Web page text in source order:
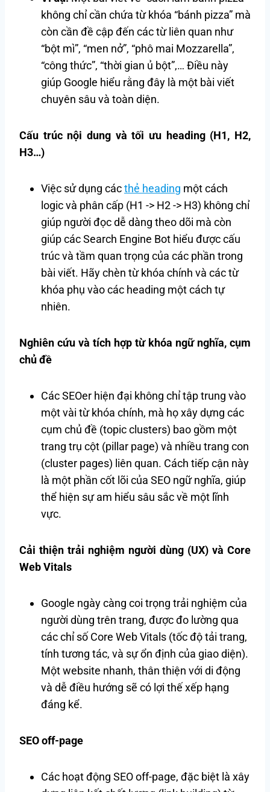
không chỉ cần chứa từ khóa “bánh pizza” mà
còn cần đề cập đến các từ liên quan như
“bột mì”, “men nở”, “phô mai Mozzarella”,
“công thức”, “thời gian ủ bột”,… Điều này
giúp Google hiểu rằng đây là một bài viết
chuyên sâu và toàn diện.
Cấu trúc nội dung và tối ưu heading (H1, H2,
H3…)
Việc sử dụng cácthẻ heading một cách
logic và phân cấp (H1 -> H2 -> H3) không chỉ
giúp người đọc dễ dàng theo dõi mà còn
giúp các Search Engine Bot hiểu được cấu
trúc và tầm quan trọng của các phần trong
bài viết. Hãy chèn từ khóa chính và các từ
khóa phụ vào các heading một cách tự
nhiên.
Nghiên cứu và tích hợp từ khóa ngữ nghĩa, cụm
chủ đề
Các SEOer hiện đại không chỉ tập trung vào
một vài từ khóa chính, mà họ xây dựng các
cụm chủ đề (topic clusters) bao gồm một
trang trụ cột (pillar page) và nhiều trang con
(cluster pages) liên quan. Cách tiếp cận này
là một phần cốt lõi của SEO ngữ nghĩa, giúp
thể hiện sự am hiểu sâu sắc về một lĩnh
vực.
Cải thiện trải nghiệm người dùng (UX) và Core
Web Vitals
Google ngày càng coi trọng trải nghiệm của
người dùng trên trang, được đo lường qua
các chỉ số Core Web Vitals (tốc độ tải trang,
tính tương tác, và sự ổn định của giao diện).
Một website nhanh, thân thiện với di động
và dễ điều hướng sẽ có lợi thế xếp hạng
đáng kể.
SEO off-page
Các hoạt động SEO off-page, đặc biệt là xây